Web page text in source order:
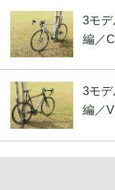
3モ
編／
3モ
編／